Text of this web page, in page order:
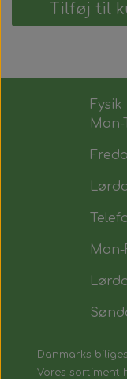
Tilføj til
Man-
Man-
Danmarks
Vores sortiment